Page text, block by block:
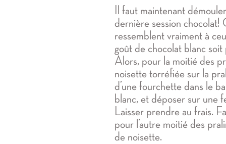
Il faut maintenant
dernière session chocolat!
ressemblent vraiment à
goût de chocolat blanc
Alors, pour la moitié des
noisette torréfiée sur la
d’une fourchette dans le
blanc, et déposer sur une
Laisser prendre au frais.
pour l’autre moitié des
de noisette.